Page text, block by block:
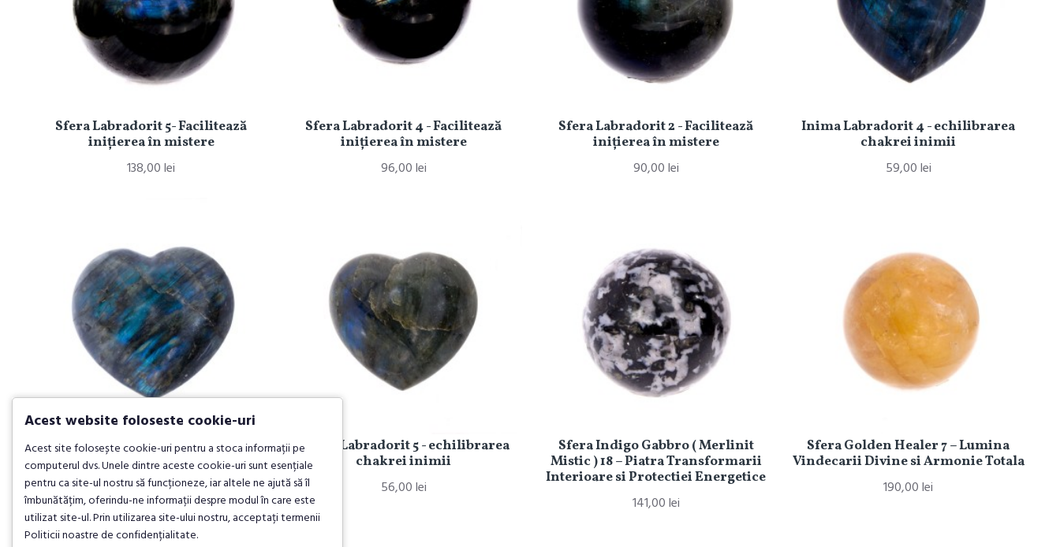
Sfera Labradorit 5- Facilitează
iniţierea în mistere
138,00 lei
Sfera Labradorit 4 - Facilitează
iniţierea în mistere
96,00 lei
Sfera Labradorit 2 - Facilitează
iniţierea în mistere
90,00 lei
Inima Labradorit 4 - echilibrarea
chakrei inimii
59,00 lei
Inima Labradorit 3 - echilibrarea
chakrei inimii
89,00 lei
Inima Labradorit 5 - echilibrarea
chakrei inimii
56,00 lei
Sfera Indigo Gabbro ( Merlinit
Mistic ) 18 – Piatra Transformarii
Interioare si Protectiei Energetice
141,00 lei
Sfera Golden Healer 7 – Lumina
Vindecarii Divine si Armonie Totala
190,00 lei
Acest website foloseste cookie-uri
Acest site folosește cookie-uri pentru a stoca informații pe
computerul dvs. Unele dintre aceste cookie-uri sunt esențiale
pentru ca site-ul nostru să funcționeze, iar altele ne ajută să îl
îmbunătățim, oferindu-ne informații despre modul în care este
utilizat site-ul. Prin utilizarea site-ului nostru, acceptați termenii
Politicii noastre de confidențialitate.